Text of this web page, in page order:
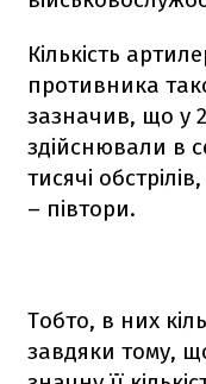
Кількість
противника
зазначив, що у
здійснювали в
тисячі
– півтори.
Тобто, в них
завдяки тому,